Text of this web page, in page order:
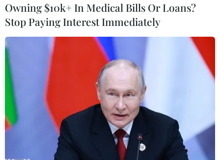
Bác sỹ khám chữa bệnh miễn phí cho người dân vùng khó
khăn. (Ảnh: TTXVN)
Chiều 16/10, bà Tống Thị Song Hương - Vụ
trưởng Vụ Bảo hiểm y tế (Bộ Y tế) cho biết, hiện
nay trên toàn quốc có khoảng 4 triệu người
Owning $10k+ In Medical Bills Or Loans?
Stop Paying Interest Immediately